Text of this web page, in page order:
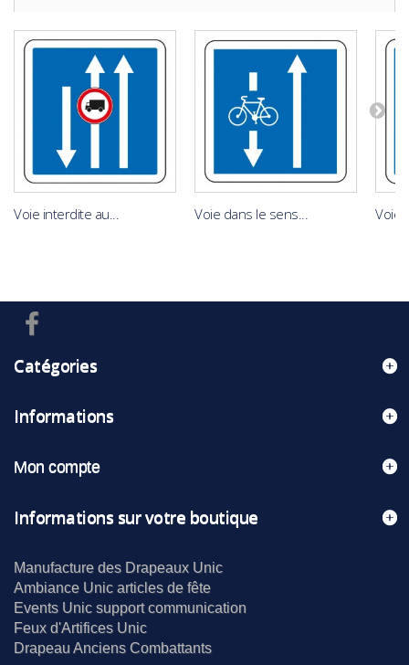
Voie interdite au... Voie dans le sens... Voie
Catégories
Informations
Mon compte
Informations sur votre boutique
Manufacture des Drapeaux Unic
Ambiance Unic articles de fête
Events Unic support communication
Feux d'Artifices Unic
Drapeau Anciens Combattants